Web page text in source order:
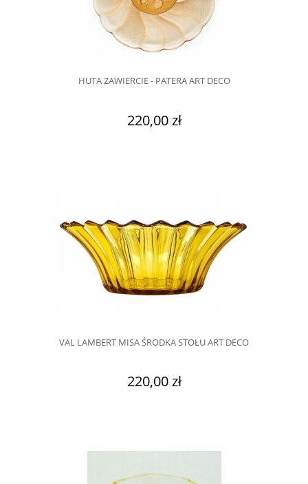
HUTA ZAWIERCIE - PATERA ART DECO
220,00 zł
VAL LAMBERT MISA ŚRODKA STOŁU ART DECO
220,00 zł